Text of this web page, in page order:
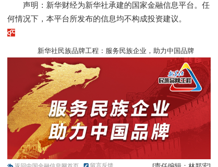
声明：新华财经为新华社承建的国家金融信息平台。任
何情况下，本平台所发布的信息均不构成投资建议。
新华社民族品牌工程：服务民族企业，助力中国品牌